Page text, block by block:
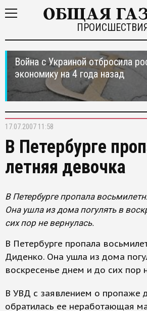
Война с Украиной отбросила
экономику на 4 года назад
17.07.2007 11:58
В Петербурге
летняя девочка
В Петербурге пропала
Она ушла из дома погулять в
сих пор не вернулась.
В Петербурге пропала
Диденко. Она ушла из дома
воскресенье днем и до сих пор
В УВД с заявлением о пропаже
обратилась ее неработающая